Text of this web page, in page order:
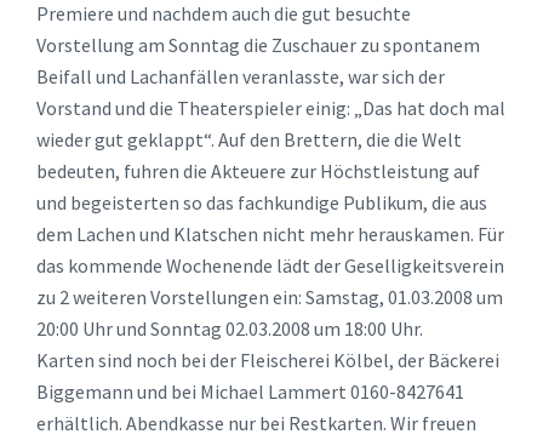
Premiere und nachdem auch die gut besuchte
Vorstellung am Sonntag die Zuschauer zu spontanem
Beifall und Lachanfällen veranlasste, war sich der
Vorstand und die Theaterspieler einig: „Das hat doch mal
wieder gut geklappt“. Auf den Brettern, die die Welt
bedeuten, fuhren die Akteuere zur Höchstleistung auf
und begeisterten so das fachkundige Publikum, die aus
dem Lachen und Klatschen nicht mehr herauskamen. Für
das kommende Wochenende lädt der Geselligkeitsverein
zu 2 weiteren Vorstellungen ein: Samstag, 01.03.2008 um
20:00 Uhr und Sonntag 02.03.2008 um 18:00 Uhr.
Karten sind noch bei der Fleischerei Kölbel, der Bäckerei
Biggemann und bei Michael Lammert 0160-8427641
erhältlich. Abendkasse nur bei Restkarten. Wir freuen